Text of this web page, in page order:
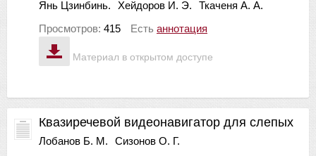
Материал в открытом доступе
Янь Цзинбинь. Хейдоров И. Э.
Ткаченя А. А.
Просмотров: 415 Есть аннотация
Квазиречевой видеонавигатор для слепых
Лобанов Б. М. Сизонов О. Г.